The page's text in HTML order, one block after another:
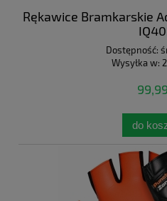
Rękawice Bramkarskie
Dostępność:
Wysyłka w:
do